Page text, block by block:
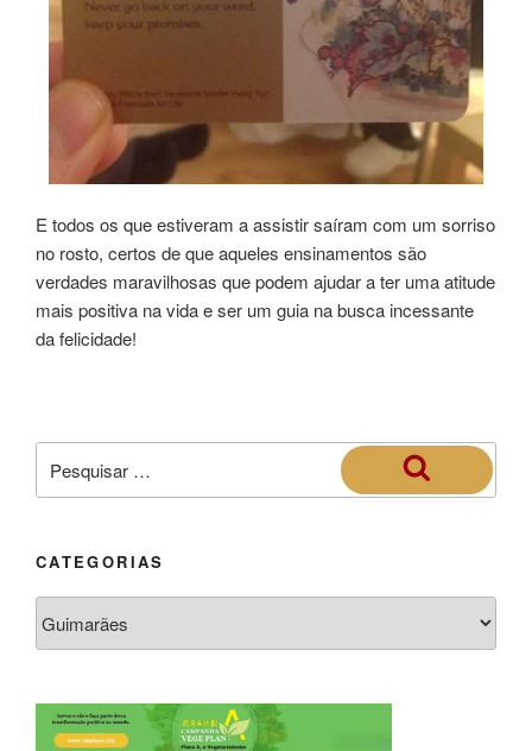
E todos os que estiveram a assistir saíram com um sorriso
no rosto, certos de que aqueles ensinamentos são
verdades maravilhosas que podem ajudar a ter uma atitude
mais positiva na vida e ser um guia na busca incessante
da felicidade!
CATEGORIAS